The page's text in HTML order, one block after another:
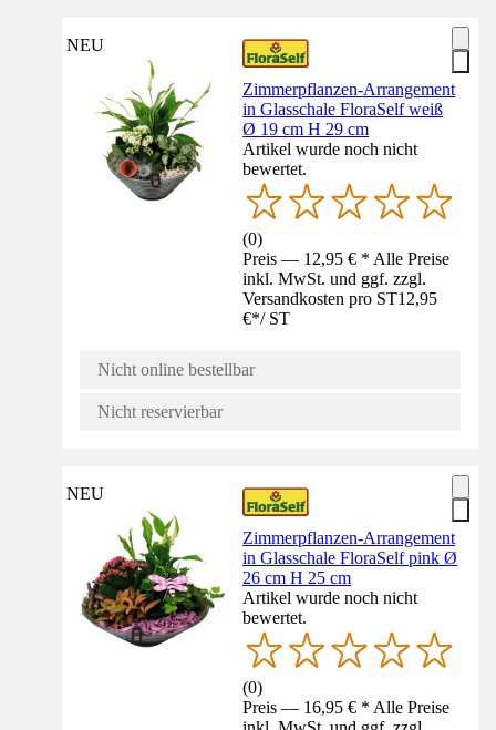
NEU
Zimmerpflanzen-Arrangement
in Glasschale FloraSelf weiß
Ø 19 cm H 29 cm
Artikel wurde noch nicht
bewertet.
(0)
Preis — 12,95 € * Alle Preise
inkl. MwSt. und ggf. zzgl.
Versandkosten pro ST12,95
€*/ ST
Nicht online bestellbar
Nicht reservierbar
NEU
Zimmerpflanzen-Arrangement
in Glasschale FloraSelf pink Ø
26 cm H 25 cm
Artikel wurde noch nicht
bewertet.
(0)
Preis — 16,95 € * Alle Preise